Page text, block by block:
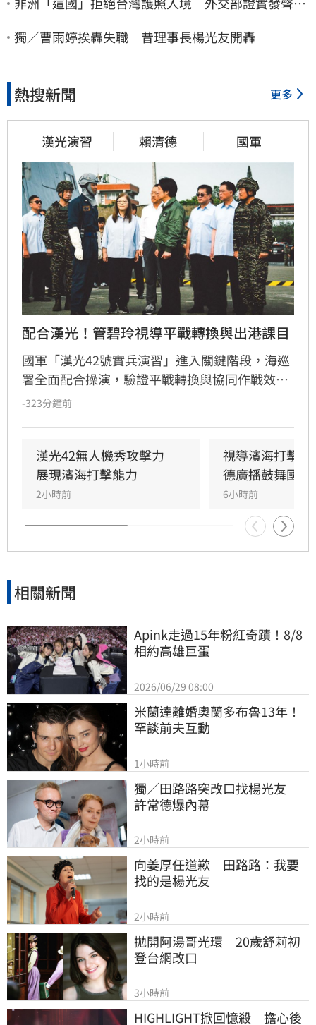
了：持續交涉聯繫
獨／曹雨婷挨轟失職 昔理事長楊光友開轟
熱搜新聞 更多
漢光演習 賴清德 國軍
配合漢光！管碧玲視導平戰轉換與出港課目
國軍「漢光42號實兵演習」進入關鍵階段，海巡
署全面配合操演，驗證平戰轉換與協同作戰效
能。海委會主委管碧玲親赴台北港與左營軍港視
-323分鐘前
漢光42無人機秀攻擊力
展現濱海打擊能力
2小時前
視導濱海打擊
德廣播鼓舞國軍
6小時前
相關新聞
Apink走過15年粉紅奇蹟！8/8
相約高雄巨蛋
2026/06/29 08:00
米蘭達離婚奧蘭多布魯13年！
罕談前夫互動
1小時前
獨／田路路突改口找楊光友
許常德爆內幕
2小時前
向姜厚任道歉　田路路：我要
找的是楊光友
2小時前
拋開阿湯哥光環　20歲舒莉初
登台網改口
3小時前
HIGHLIGHT掀回憶殺　擔心後